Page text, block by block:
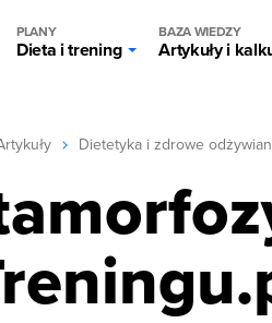
PLANY
Dieta i trening
BAZA WIEDZY
Artykuły i
Dietetyka i zdrowe